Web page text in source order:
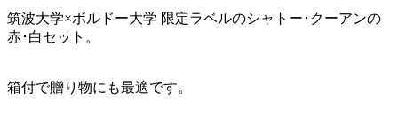
筑波大学×ボルドー大学 限定ラベルのシャトー･クーアンの
赤･白セット。
箱付で贈り物にも最適です。